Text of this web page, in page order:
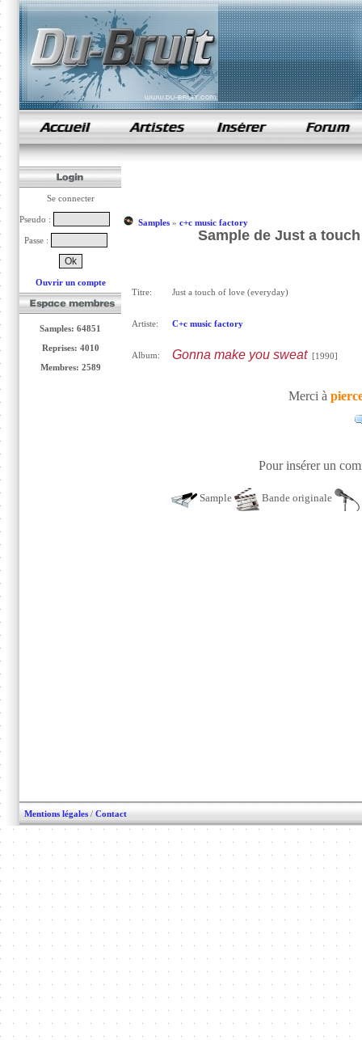
samples de rap
Se connecter
Pseudo :
Passe :
Ouvrir un compte
Samples: 64851
Reprises: 4010
Membres: 2589
Samples» c+c music factory
Sample de Just a
Titre: Just a touch of love (everyday)
Artiste: C+c music factory
Album: Gonna make you sweat[1990]
Merci à
Pour insérer un
Sample Bande originale
Mentions légales / Contact